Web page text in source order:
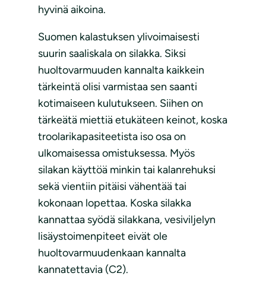
hyvinä aikoina.
Suomen kalastuksen ylivoimaisesti
suurin saaliskala on silakka. Siksi
huoltovarmuuden kannalta kaikkein
tärkeintä olisi varmistaa sen saanti
kotimaiseen kulutukseen. Siihen on
tärkeätä miettiä etukäteen keinot, koska
troolarikapasiteetista iso osa on
ulkomaisessa omistuksessa. Myös
silakan käyttöä minkin tai kalanrehuksi
sekä vientiin pitäisi vähentää tai
kokonaan lopettaa. Koska silakka
kannattaa syödä silakkana, vesiviljelyn
lisäystoimenpiteet eivät ole
huoltovarmuudenkaan kannalta
kannatettavia (C2).